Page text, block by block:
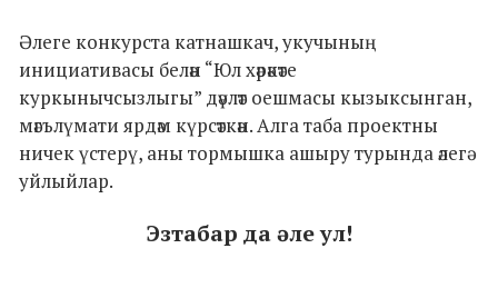
Әлеге конкурста катнашкач, укучының
инициативасы белән “Юл хәрәкәте
куркынычсызлыгы” дәүләт оешмасы кызыксынган,
мәгълүмати ярдәм күрсәткән. Алга таба проектны
ничек үстерү, аны тормышка ашыру турында әлегә
уйлыйлар.
Эзтабар да әле ул!